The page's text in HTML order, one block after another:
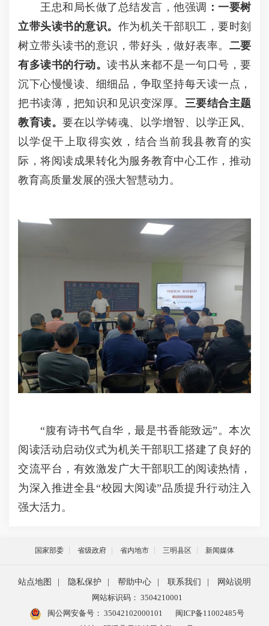
王忠和局长做了总结发言，他强调 ： 一要树
立带头读书的意识。 作为机关干部职工，要时刻
树立带头读书的意识，带好头，做好表率。 二要
有多读书的行动。 读书从来都不是一句口号，要
沉下心慢慢读、细细品，争取坚持每天读一点，
把书读薄，把知识和见识变深厚。 三要结合主题
教育读。 要在以学铸魂、以学增智、以学正风、
以学促干上取得实效，结合当前我县教育的实
际，将阅读成果转化为服务教育中心工作，推动
教育高质量发展的强大智慧动力。
“腹有诗书气自华，最是书香能致远”。本次
阅读活动启动仪式为机关干部职工搭建了良好的
交流平台，有效激发广大干部职工的阅读热情，
为深入推进全县“校园大阅读”品质提升行动注入
强大活力。
国家部委 省级政府 省内地市 三明县区 新闻媒体
站点地图 隐私保护 帮助中心 联系我们
网站说明
网站标识码： 3504210001
闽公网安备号： 35042102000101
闽ICP备11002485号